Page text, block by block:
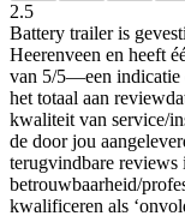
2.5
Battery trailer is
Heerenveen en heeft
van 5/5—een indicatie
het totaal aan
kwaliteit van service/
de door jou
terugvindbare reviews
betrouwbaarheid/
kwalificeren als